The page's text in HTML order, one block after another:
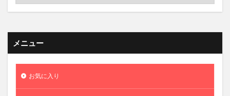
メニュー
お気に入り